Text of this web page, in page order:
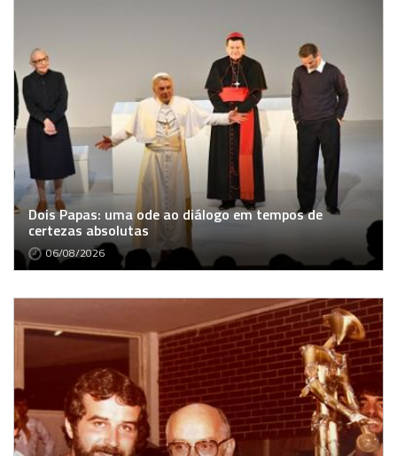
Dois Papas: uma ode ao diálogo em tempos de
certezas absolutas
06/08/2026